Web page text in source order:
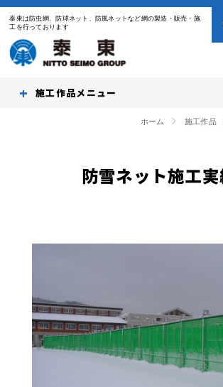
泰東は防虫網、防球ネット、防風ネットなど網の製造・販売・施
工を行っております
施工作品
ホーム 施工作品
防雪ネット施工